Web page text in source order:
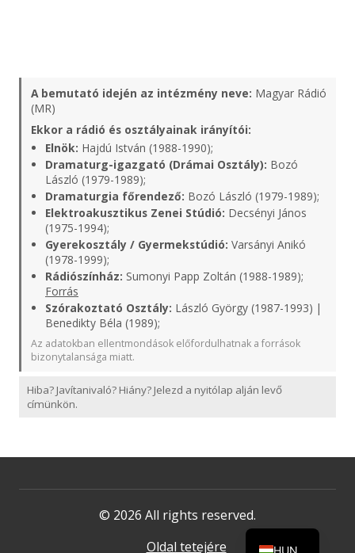
A bemutató idején az intézmény neve: Magyar Rádió
(MR)
Ekkor a rádió és osztályainak irányítói:
Elnök: Hajdú István (1988-1990);
Dramaturg-igazgató (Drámai Osztály): Bozó
László (1979-1989);
Dramaturgia főrendező: Bozó László (1979-1989);
Elektroakusztikus Zenei Stúdió: Decsényi János
(1975-1994);
Gyerekosztály / Gyermekstúdió: Varsányi Anikó
(1978-1999);
Rádiószínház: Sumonyi Papp Zoltán (1988-1989);
Forrás
Szórakoztató Osztály: László György (1987-1993) |
Benedikty Béla (1989);
Az adatokban ellentmondások előfordulhatnak a források
bizonytalansága miatt.
Hiba? Javítanivaló? Hiány? Jelezd a nyitólap alján levő
címünkön.
© 2026 All rights reserved.
Oldal tetejére
HUN